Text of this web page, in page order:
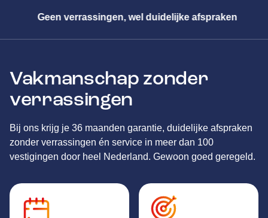
verrassingen, wel duidelijke afspraken
Vakmanschap zonder
verrassingen
Bij ons krijg je 36 maanden garantie, duidelijke afspraken
zonder verrassingen én service in meer dan 100
vestigingen door heel Nederland. Gewoon goed geregeld.